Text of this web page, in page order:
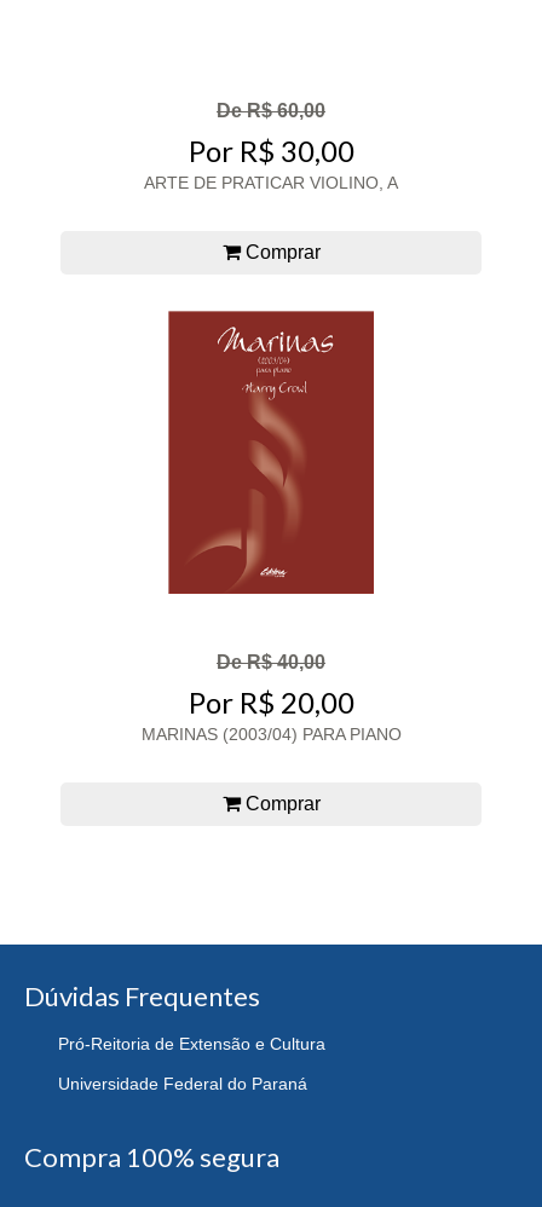
De R$ 60,00
Por R$ 30,00
ARTE DE PRATICAR VIOLINO, A
Comprar
De R$ 40,00
Por R$ 20,00
MARINAS (2003/04) PARA PIANO
Comprar
Dúvidas Frequentes
Pró-Reitoria de Extensão e Cultura
Universidade Federal do Paraná
Compra 100% segura